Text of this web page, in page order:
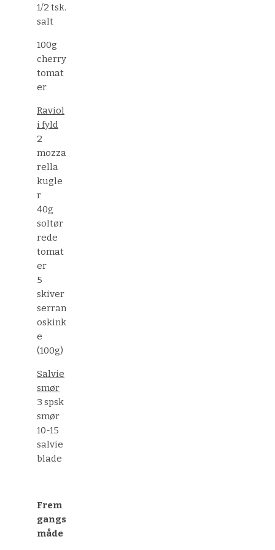
1/2 tsk.
salt
100g
cherry
tomat
er
Raviol
i fyld
2
mozza
rella
kugle
r
40g
soltør
rede
tomat
er
5
skiver
serran
oskink
e
(100g)
Salvie
smør
3 spsk
smør
10-15
salvie
blade
Frem
gangs
måde